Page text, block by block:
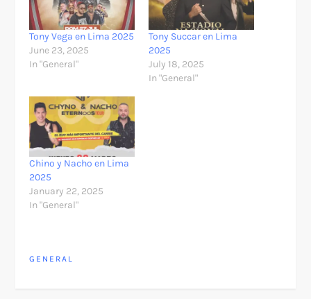
Tony Vega en Lima 2025
June 23, 2025
In "General"
Tony Succar en Lima
2025
July 18, 2025
In "General"
Chino y Nacho en Lima
2025
January 22, 2025
In "General"
GENERAL